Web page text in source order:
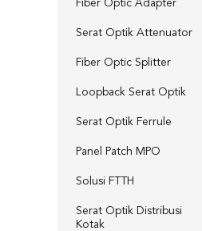
Fiber Optic Adapter
Serat Optik Attenuator
Fiber Optic Splitter
Loopback Serat Optik
Serat Optik Ferrule
Panel Patch MPO
Solusi FTTH
Serat Optik Distribusi
Kotak